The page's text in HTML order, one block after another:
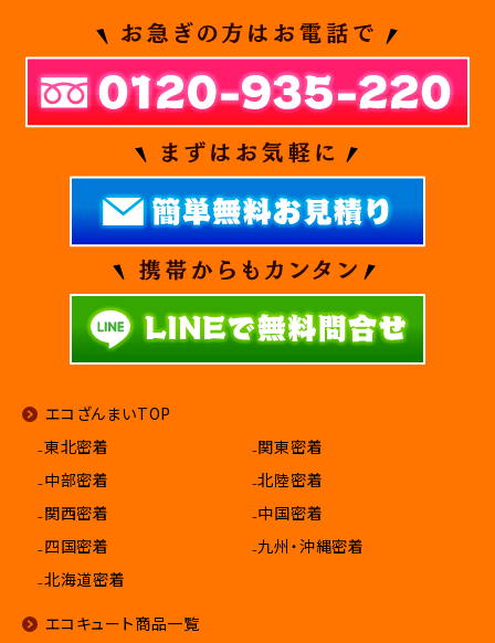
エコざんまいTOP
₋東北密着
₋関東密着
₋中部密着
₋北陸密着
₋関西密着
₋中国密着
₋四国密着
₋九州・沖縄密着
₋北海道密着
エコキュート商品一覧